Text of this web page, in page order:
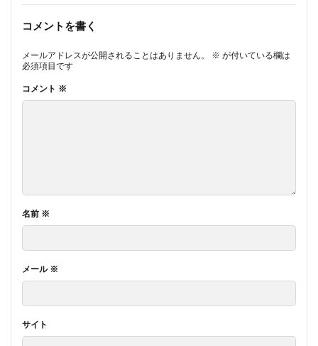
コメントを書く
メールアドレスが公開されることはありません。 ※ が付いている欄は
必須項目です
コメント ※
名前 ※
メール ※
サイト